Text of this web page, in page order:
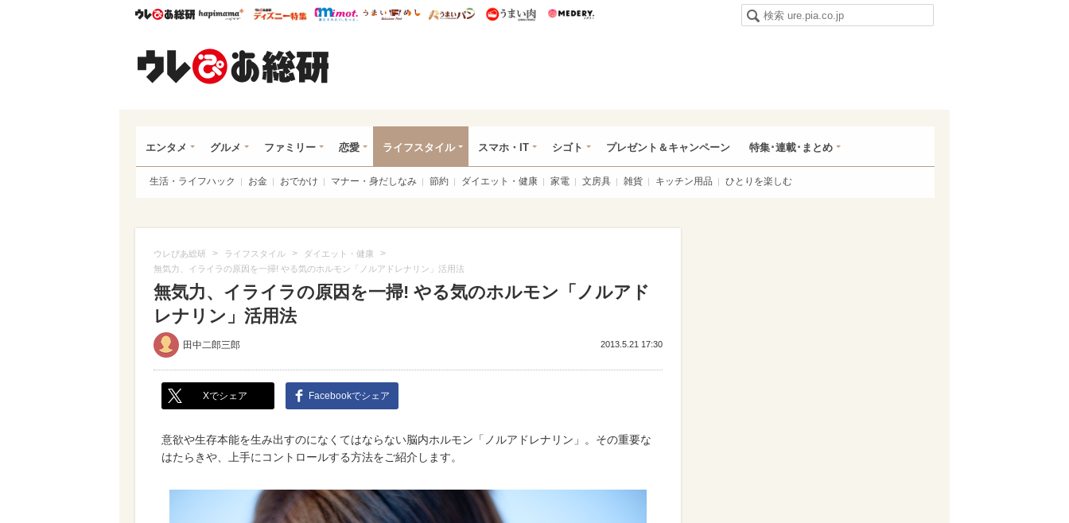
ウレぴあ総研ハピママ* ウレぴあ総研 ディズニー特集
mimot. うまいめし うまいパン うまい肉
エンタメ グルメ ファミリー 恋愛 ライフスタイル スマホ・IT シゴト プレゼント＆キャンペーン 特集･連載･まとめ
生活・ライフハック お金 おでかけ マナー・身だしなみ 節約 ダイエット・健康 家電 文房具 雑貨 キッチン用品 ひとりを楽しむ
ウレぴあ総研 > ライフスタイル > ダイエット・健康 >
無気力、イライラの原因を一掃! やる気のホルモン「ノルアドレナリン」活用法
無気力、イライラの原因を一掃! やる気のホルモン「ノルアド
レナリン」活用法
田中二郎三郎 2013.5.21 17:30
Xでシェア Facebookでシェア
意欲や生存本能を生み出すのになくてはならない脳内ホルモン「ノルアドレナリン」。その重要な
はたらきや、上手にコントロールする方法をご紹介します。